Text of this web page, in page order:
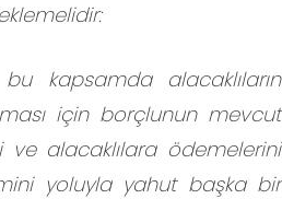
kapsamda alacaklıların
için borçlunun mevcut
ve alacaklılara ödemelerini
yoluyla yahut başka bir